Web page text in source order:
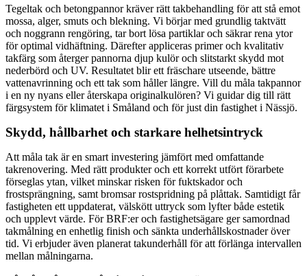
Tegeltak och betongpannor kräver rätt takbehandling för att stå emot
mossa, alger, smuts och blekning. Vi börjar med grundlig taktvätt
och noggrann rengöring, tar bort lösa partiklar och säkrar rena ytor
för optimal vidhäftning. Därefter appliceras primer och kvalitativ
takfärg som återger pannorna djup kulör och slitstarkt skydd mot
nederbörd och UV. Resultatet blir ett fräschare utseende, bättre
vattenavrinning och ett tak som håller längre. Vill du måla takpannor
i en ny nyans eller återskapa originalkulören? Vi guidar dig till rätt
färgsystem för klimatet i Småland och för just din fastighet i Nässjö.
Skydd, hållbarhet och starkare helhetsintryck
Att måla tak är en smart investering jämfört med omfattande
takrenovering. Med rätt produkter och ett korrekt utfört förarbete
förseglas ytan, vilket minskar risken för fuktskador och
frostsprängning, samt bromsar rostspridning på plåttak. Samtidigt får
fastigheten ett uppdaterat, välskött uttryck som lyfter både estetik
och upplevt värde. För BRF:er och fastighetsägare ger samordnad
takmålning en enhetlig finish och sänkta underhållskostnader över
tid. Vi erbjuder även planerat takunderhåll för att förlänga intervallen
mellan målningarna.